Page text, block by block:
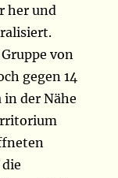
her und
von
gegen 14
in der Nähe